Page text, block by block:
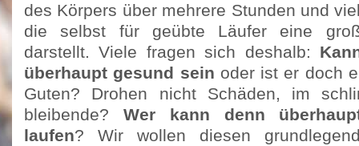
des Körpers über mehrere Stunden und
die selbst für geübte Läufer eine
darstellt. Viele fragen sich deshalb:
überhaupt gesund sein oder ist er doch
Guten? Drohen nicht Schäden, im
bleibende? Wer kann denn
laufen? Wir wollen diesen